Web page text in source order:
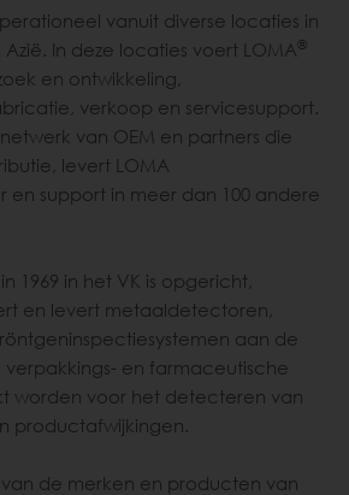
vanuit diverse locaties in
In deze locaties voert LOMA®
en ontwikkeling,
verkoop en servicesupport.
van OEM en partners die
levert LOMA
en support in meer dan 100 andere
in 1969 in het VK is opgericht,
en levert metaaldetectoren,
aan de
en farmaceutische
worden voor het detecteren van
productafwijkingen.
de merken en producten van